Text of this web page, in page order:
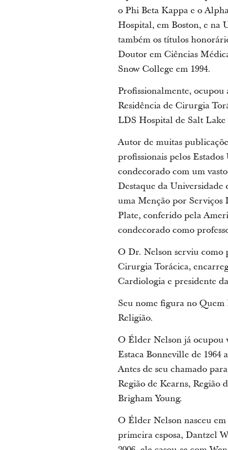
o Phi Beta Kappa e o
Hospital, em Boston, e na
também os títulos
Doutor em Ciências
Snow College em 1994.
Profissionalmente,
Residência de Cirurgia
LDS Hospital de Salt Lake
Autor de muitas
profissionais pelos
condecorado com um
Destaque da
uma Menção por Serviços
Plate, conferido pela
condecorado como
O Dr. Nelson serviu como
Cirurgia Torácica,
Cardiologia e presidente
Seu nome figura no
Religião.
O Élder Nelson já ocupou
Estaca Bonneville de
Antes de seu chamado
Região de Kearns, Região
Brigham Young.
O Élder Nelson nasceu
primeira esposa, Dantzel